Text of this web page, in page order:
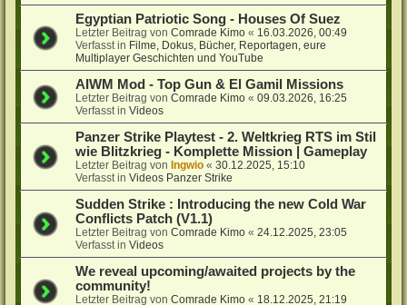
Egyptian Patriotic Song - Houses Of Suez
Letzter Beitrag vonComrade Kimo « 16.03.2026, 00:49
Verfasst in Filme, Dokus, Bücher, Reportagen, eure
Multiplayer Geschichten und YouTube
AIWM Mod - Top Gun & El Gamil Missions
Letzter Beitrag vonComrade Kimo «09.03.2026, 16:25
Verfasst inVideos
Panzer Strike Playtest - 2. Weltkrieg RTS im Stil
wie Blitzkrieg - Komplette Mission | Gameplay
Letzter Beitrag vonIngwio «30.12.2025, 15:10
Verfasst inVideos Panzer Strike
Sudden Strike : Introducing the new Cold War
Conflicts Patch (V1.1)
Letzter Beitrag vonComrade Kimo «24.12.2025, 23:05
Verfasst inVideos
We reveal upcoming/awaited projects by the
community!
Letzter Beitrag vonComrade Kimo « 18.12.2025, 21:19